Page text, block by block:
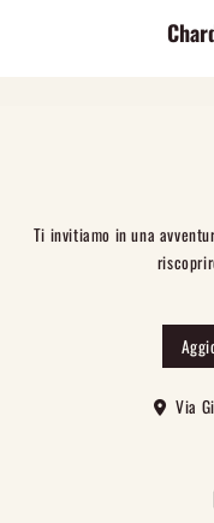
Ti invitiamo in una
Via